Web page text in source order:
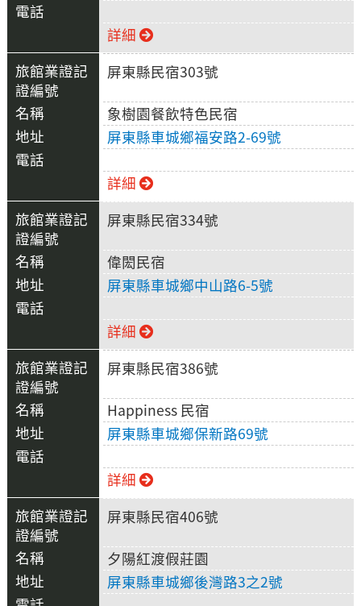
詳細
屏東縣民宿303號
象樹園餐飲特色民宿
屏東縣車城鄉福安路2-69號
詳細
屏東縣民宿334號
偉閎民宿
屏東縣車城鄉中山路6-5號
詳細
屏東縣民宿386號
Happiness 民宿
屏東縣車城鄉保新路69號
詳細
屏東縣民宿406號
夕陽紅渡假莊園
屏東縣車城鄉後灣路3之2號